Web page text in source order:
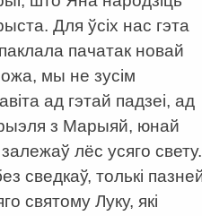
Для ўсіх нас гэта
пачатак новай
мы не зусім
ад гэтай падзеі, ад
з Марыяй, юнай
лёс усяго свету.
сведкаў, толькі
святому Луку, які